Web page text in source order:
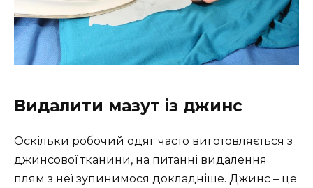
Видалити мазут із джинс
Оскільки робочий одяг часто виготовляється з
джинсової тканини, на питанні видалення
плям з неї зупинимося докладніше. Джинс – це